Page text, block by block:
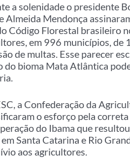
a solenidade o presidente
Almeida Mendonça
Código Florestal brasileiro
em 996 municípios, de
de multas. Esse parecer
do bioma Mata Atlântica
a Confederação da
o esforço pela
do Ibama que
Santa Catarina e Rio
aos agricultores.